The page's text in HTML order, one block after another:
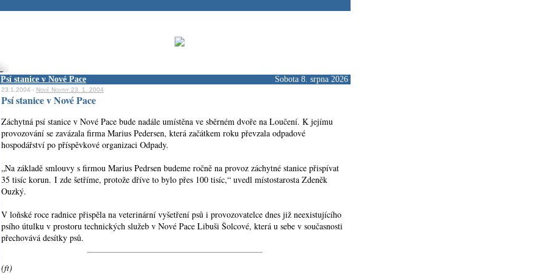
Psí stanice v Nové Pace Sobota 8. srpna 2026
23.1.2004 - Nové Noviny 23. 1. 2004
Psí stanice v Nové Pace
Záchytná psí stanice v Nové Pace bude nadále umístěna ve sběrném dvoře na Loučení. K jejímu
provozování se zavázala firma Marius Pedersen, která začátkem roku převzala odpadové
hospodářství po příspěvkové organizaci Odpady.
„Na základě smlouvy s firmou Marius Pedrsen budeme ročně na provoz záchytné stanice přispívat
35 tisíc korun. I zde šetříme, protože dříve to bylo přes 100 tisíc,“ uvedl místostarosta Zdeněk
Ouzký.
V loňské roce radnice přispěla na veterinární vyšetření psů i provozovatelce dnes již neexistujícího
psího útulku v prostoru technických služeb v Nové Pace Libuši Šolcové, která u sebe v současnosti
přechovává desítky psů.
(ft)